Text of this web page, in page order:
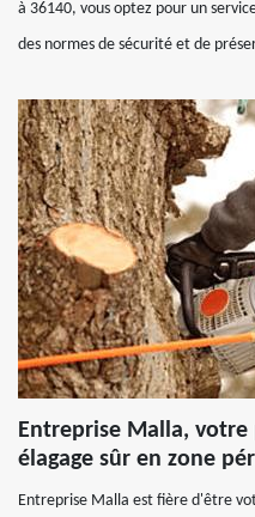
à 36140, vous optez pour un
des normes de sécurité et de
Entreprise Malla,
élagage sûr en zone
Entreprise Malla est fière d'être